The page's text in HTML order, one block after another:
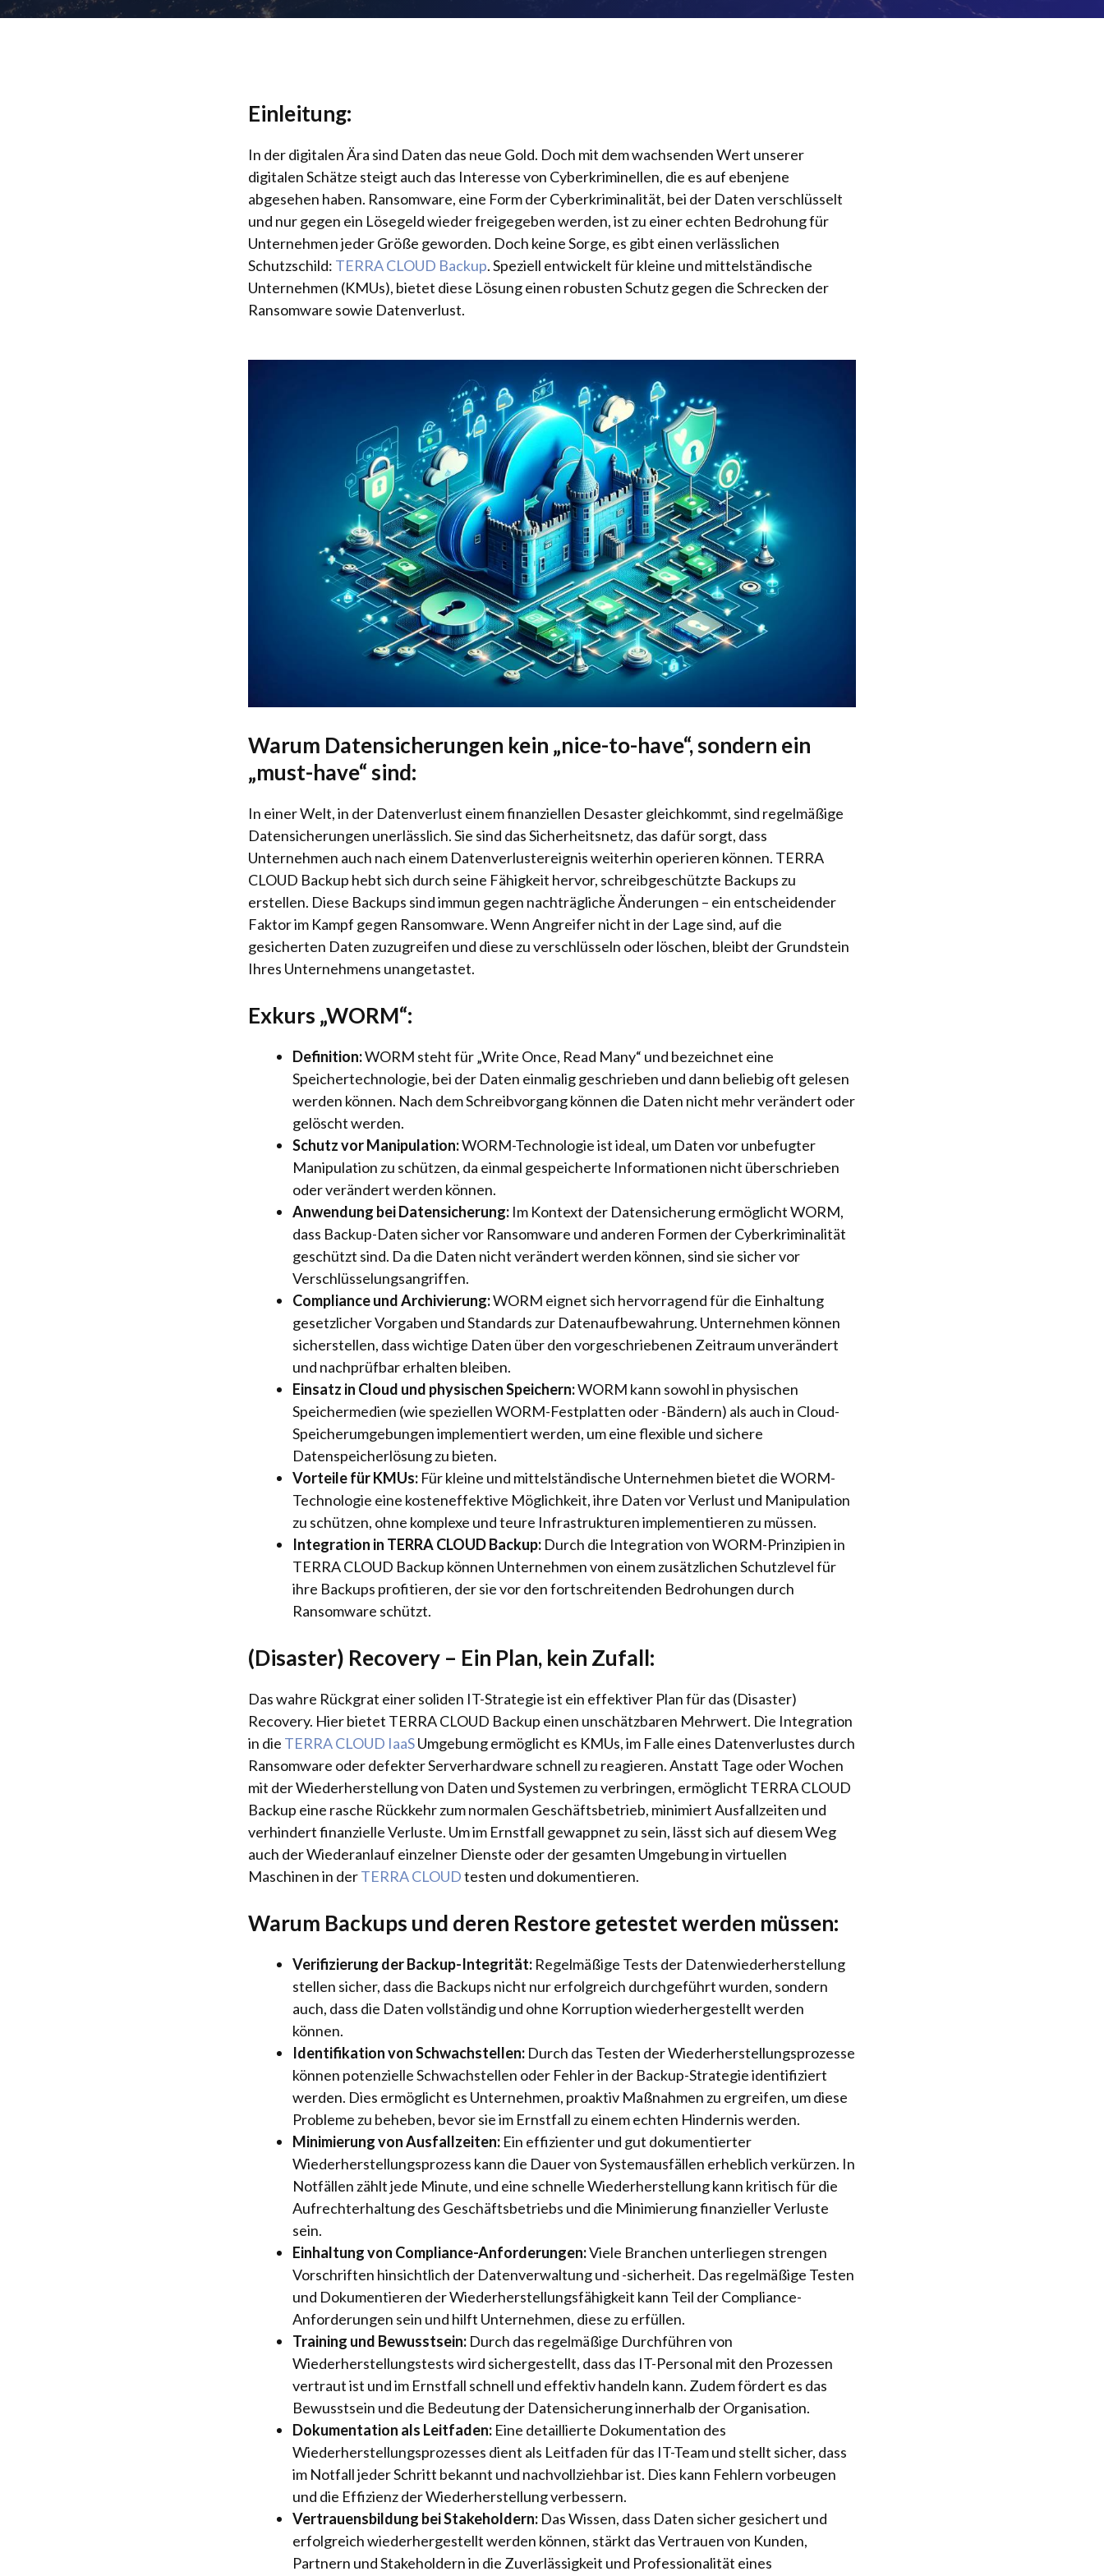
Einleitung:
In der digitalen Ära sind Daten das neue Gold. Doch mit dem wachsenden Wert unserer
digitalen Schätze steigt auch das Interesse von Cyberkriminellen, die es auf ebenjene
abgesehen haben. Ransomware, eine Form der Cyberkriminalität, bei der Daten verschlüsselt
und nur gegen ein Lösegeld wieder freigegeben werden, ist zu einer echten Bedrohung für
Unternehmen jeder Größe geworden. Doch keine Sorge, es gibt einen verlässlichen
Schutzschild: TERRA CLOUD Backup. Speziell entwickelt für kleine und mittelständische
Unternehmen (KMUs), bietet diese Lösung einen robusten Schutz gegen die Schrecken der
Ransomware sowie Datenverlust.
Warum Datensicherungen kein „nice-to-have“, sondern ein
„must-have“ sind:
In einer Welt, in der Datenverlust einem finanziellen Desaster gleichkommt, sind regelmäßige
Datensicherungen unerlässlich. Sie sind das Sicherheitsnetz, das dafür sorgt, dass
Unternehmen auch nach einem Datenverlustereignis weiterhin operieren können. TERRA
CLOUD Backup hebt sich durch seine Fähigkeit hervor, schreibgeschützte Backups zu
erstellen. Diese Backups sind immun gegen nachträgliche Änderungen – ein entscheidender
Faktor im Kampf gegen Ransomware. Wenn Angreifer nicht in der Lage sind, auf die
gesicherten Daten zuzugreifen und diese zu verschlüsseln oder löschen, bleibt der Grundstein
Ihres Unternehmens unangetastet.
Exkurs „WORM“:
Definition:WORM steht für „Write Once, Read Many“ und bezeichnet eine
Speichertechnologie, bei der Daten einmalig geschrieben und dann beliebig oft gelesen
werden können. Nach dem Schreibvorgang können die Daten nicht mehr verändert oder
gelöscht werden.
Schutz vor Manipulation:WORM-Technologie ist ideal, um Daten vor unbefugter
Manipulation zu schützen, da einmal gespeicherte Informationen nicht überschrieben
oder verändert werden können.
Anwendung bei Datensicherung: Im Kontext der Datensicherung ermöglicht WORM,
dass Backup-Daten sicher vor Ransomware und anderen Formen der Cyberkriminalität
geschützt sind. Da die Daten nicht verändert werden können, sind sie sicher vor
Verschlüsselungsangriffen.
Compliance und Archivierung:WORM eignet sich hervorragend für die Einhaltung
gesetzlicher Vorgaben und Standards zur Datenaufbewahrung. Unternehmen können
sicherstellen, dass wichtige Daten über den vorgeschriebenen Zeitraum unverändert
und nachprüfbar erhalten bleiben.
Einsatz in Cloud und physischen Speichern:WORM kann sowohl in physischen
Speichermedien (wie speziellen WORM-Festplatten oder -Bändern) als auch in Cloud-
Speicherumgebungen implementiert werden, um eine flexible und sichere
Datenspeicherlösung zu bieten.
Vorteile für KMUs: Für kleine und mittelständische Unternehmen bietet die WORM-
Technologie eine kosteneffektive Möglichkeit, ihre Daten vor Verlust und Manipulation
zu schützen, ohne komplexe und teure Infrastrukturen implementieren zu müssen.
Integration in TERRA CLOUD Backup: Durch die Integration von WORM-Prinzipien in
TERRA CLOUD Backup können Unternehmen von einem zusätzlichen Schutzlevel für
ihre Backups profitieren, der sie vor den fortschreitenden Bedrohungen durch
Ransomware schützt.
(Disaster) Recovery – Ein Plan, kein Zufall:
Das wahre Rückgrat einer soliden IT-Strategie ist ein effektiver Plan für das (Disaster)
Recovery. Hier bietet TERRA CLOUD Backup einen unschätzbaren Mehrwert. Die Integration
in die TERRA CLOUD IaaSUmgebung ermöglicht es KMUs, im Falle eines Datenverlustes durch
Ransomware oder defekter Serverhardware schnell zu reagieren. Anstatt Tage oder Wochen
mit der Wiederherstellung von Daten und Systemen zu verbringen, ermöglicht TERRA CLOUD
Backup eine rasche Rückkehr zum normalen Geschäftsbetrieb, minimiert Ausfallzeiten und
verhindert finanzielle Verluste. Um im Ernstfall gewappnet zu sein, lässt sich auf diesem Weg
auch der Wiederanlauf einzelner Dienste oder der gesamten Umgebung in virtuellen
Maschinen in derTERRA CLOUDtesten und dokumentieren.
Warum Backups und deren Restore getestet werden müssen:
Verifizierung der Backup-Integrität: Regelmäßige Tests der Datenwiederherstellung
stellen sicher, dass die Backups nicht nur erfolgreich durchgeführt wurden, sondern
auch, dass die Daten vollständig und ohne Korruption wiederhergestellt werden
können.
Identifikation von Schwachstellen: Durch das Testen der Wiederherstellungsprozesse
können potenzielle Schwachstellen oder Fehler in der Backup-Strategie identifiziert
werden. Dies ermöglicht es Unternehmen, proaktiv Maßnahmen zu ergreifen, um diese
Probleme zu beheben, bevor sie im Ernstfall zu einem echten Hindernis werden.
Minimierung von Ausfallzeiten: Ein effizienter und gut dokumentierter
Wiederherstellungsprozess kann die Dauer von Systemausfällen erheblich verkürzen. In
Notfällen zählt jede Minute, und eine schnelle Wiederherstellung kann kritisch für die
Aufrechterhaltung des Geschäftsbetriebs und die Minimierung finanzieller Verluste
sein.
Einhaltung von Compliance-Anforderungen:Viele Branchen unterliegen strengen
Vorschriften hinsichtlich der Datenverwaltung und -sicherheit. Das regelmäßige Testen
und Dokumentieren der Wiederherstellungsfähigkeit kann Teil der Compliance-
Anforderungen sein und hilft Unternehmen, diese zu erfüllen.
Training und Bewusstsein: Durch das regelmäßige Durchführen von
Wiederherstellungstests wird sichergestellt, dass das IT-Personal mit den Prozessen
vertraut ist und im Ernstfall schnell und effektiv handeln kann. Zudem fördert es das
Bewusstsein und die Bedeutung der Datensicherung innerhalb der Organisation.
Dokumentation als Leitfaden: Eine detaillierte Dokumentation des
Wiederherstellungsprozesses dient als Leitfaden für das IT-Team und stellt sicher, dass
im Notfall jeder Schritt bekannt und nachvollziehbar ist. Dies kann Fehlern vorbeugen
und die Effizienz der Wiederherstellung verbessern.
Vertrauensbildung bei Stakeholdern: Das Wissen, dass Daten sicher gesichert und
erfolgreich wiederhergestellt werden können, stärkt das Vertrauen von Kunden,
Partnern und Stakeholdern in die Zuverlässigkeit und Professionalität eines